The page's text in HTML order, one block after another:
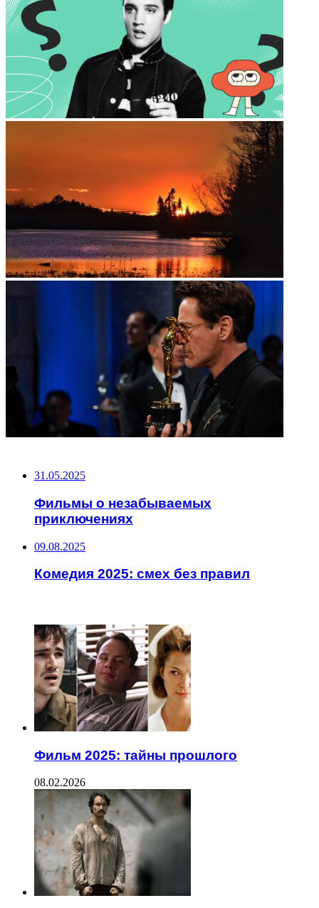
31.05.2025
Фильмы о незабываемых
приключениях
09.08.2025
Комедия 2025: смех без правил
Фильм 2025: тайны прошлого
08.02.2026